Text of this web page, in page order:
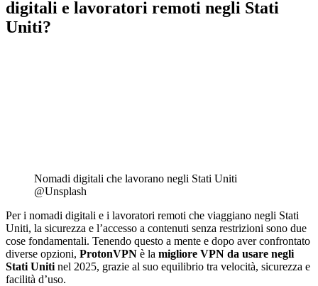
digitali e lavoratori remoti negli Stati
Uniti?
Nomadi digitali che lavorano negli Stati Uniti
@Unsplash
Per i nomadi digitali e i lavoratori remoti che viaggiano negli Stati
Uniti, la sicurezza e l’accesso a contenuti senza restrizioni sono due
cose fondamentali. Tenendo questo a mente e dopo aver confrontato
diverse opzioni, ProtonVPN è la migliore VPN da usare negli
Stati Uniti nel 2025, grazie al suo equilibrio tra velocità, sicurezza e
facilità d’uso.